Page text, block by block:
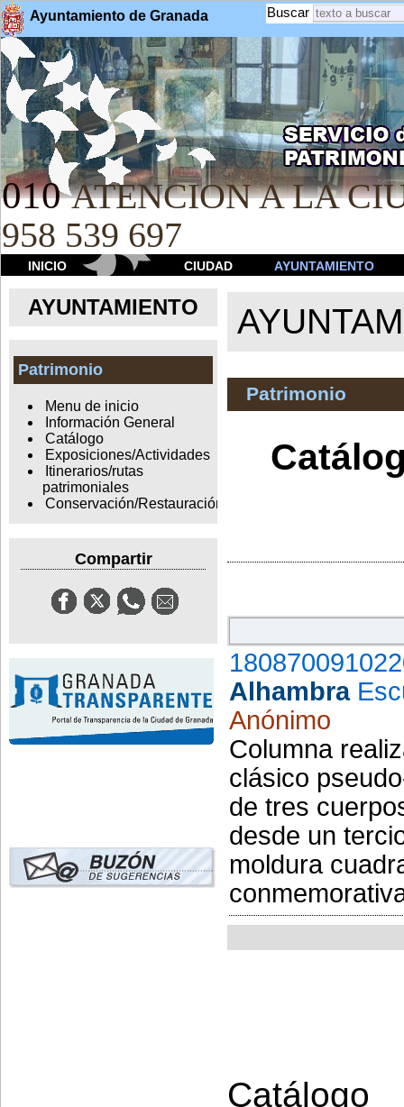
Ayuntamiento de Granada Buscar
010 ATENCION A LA
958 539 697
INICIO CIUDAD AYUNTAMIENTO
AYUNTAMIENTO
Patrimonio
Menu de inicio
Información General
Catálogo
Exposiciones/Actividades
Itinerarios/rutas
patrimoniales
Conservación/Restauración
Compartir
Patrimonio
Alhambra
Anónimo
Columna
clásico
de tres
desde un
moldura